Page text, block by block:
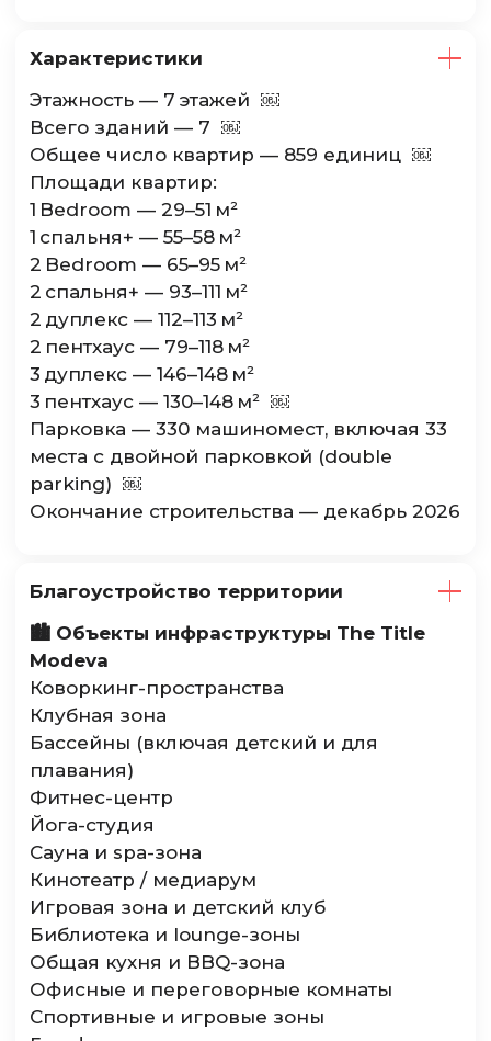
Характеристики
Этажность — 7 этажей ￼
Всего зданий — 7 ￼
Общее число квартир — 859 единиц ￼
Площади квартир:
1 Bedroom — 29–51 м²
1 спальня+ — 55–58 м²
2 Bedroom — 65–95 м²
2 спальня+ — 93–111 м²
2 дуплекс — 112–113 м²
2 пентхаус — 79–118 м²
3 дуплекс — 146–148 м²
3 пентхаус — 130–148 м² ￼
Парковка — 330 машиномест, включая 33
места с двойной парковкой (double
parking) ￼
Окончание строительства — декабрь 2026
Благоустройство территории
🏙️ Объекты инфраструктуры The Title
Modeva
Коворкинг-пространства
Клубная зона
Бассейны (включая детский и для
плавания)
Фитнес-центр
Йога-студия
Сауна и spa-зона
Кинотеатр / медиарум
Игровая зона и детский клуб
Библиотека и lounge-зоны
Общая кухня и BBQ-зона
Офисные и переговорные комнаты
Спортивные и игровые зоны